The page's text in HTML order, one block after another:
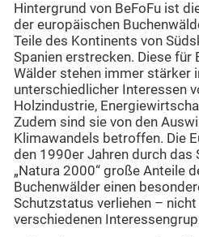
Hintergrund von BeFoFu ist
der europäischen
Teile des Kontinents von
Spanien erstrecken. Diese für
Wälder stehen immer stärker
unterschiedlicher Interessen
Holzindustrie,
Zudem sind sie von den
Klimawandels betroffen. Die
den 1990er Jahren durch
„Natura 2000“ große Anteile
Buchenwälder einen
Schutzstatus verliehen –
verschiedenen